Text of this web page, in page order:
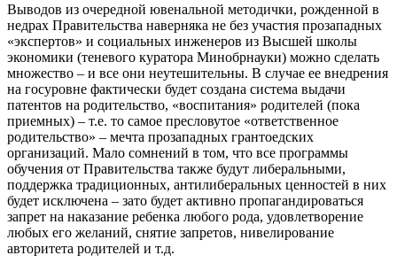
Выводов из очередной ювенальной методички, рожденной в
недрах Правительства наверняка не без участия прозападных
«экспертов» и социальных инженеров из Высшей школы
экономики (теневого куратора Минобрнауки) можно сделать
множество – и все они неутешительны. В случае ее внедрения
на госуровне фактически будет создана система выдачи
патентов на родительство, «воспитания» родителей (пока
приемных) – т.е. то самое пресловутое «ответственное
родительство» – мечта прозападных грантоедских
организаций. Мало сомнений в том, что все программы
обучения от Правительства также будут либеральными,
поддержка традиционных, антилиберальных ценностей в них
будет исключена – зато будет активно пропагандироваться
запрет на наказание ребенка любого рода, удовлетворение
любых его желаний, снятие запретов, нивелирование
авторитета родителей и т.д.